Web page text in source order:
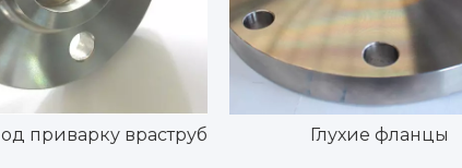
приварку враструб Глухие фланцы